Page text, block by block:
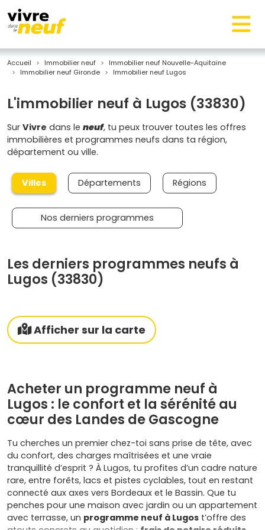
Accueil Immobilier neuf
Immobilier neuf Nouvelle-Aquitaine
Immobilier neuf Gironde
Immobilier neuf Lugos
L'immobilier neuf à Lugos (33830)
Sur Vivre dans le neuf, tu peux trouver toutes les offres
immobilières et programmes neufs dans ta région,
département ou ville.
Villes Départements Régions
Nos derniers programmes
Les derniers programmes neufs à
Lugos (33830)
Afficher sur la carte
Acheter un programme neuf à
Lugos : le confort et la sérénité au
cœur des Landes de Gascogne
Tu cherches un premier chez-toi sans prise de tête, avec
du confort, des charges maîtrisées et une vraie
tranquillité d’esprit ? À Lugos, tu profites d’un cadre nature
rare, entre forêts, lacs et pistes cyclables, tout en restant
connecté aux axes vers Bordeaux et le Bassin. Que tu
penches pour une maison avec jardin ou un appartement
avec terrasse, un programme neuf à Lugos t’offre des